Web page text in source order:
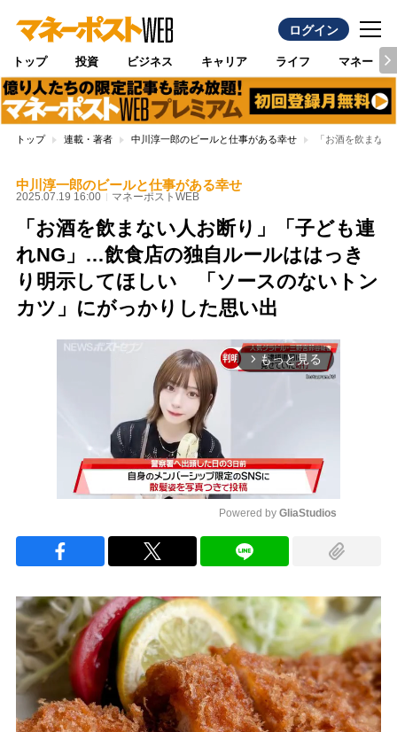
ログイン
トップ 投資 ビジネス キャリア ライフ マネー
トップ 連載・著者 中川淳一郎のビールと仕事がある幸せ 「お酒を飲まな
中川淳一郎のビールと仕事がある幸せ
2025.07.19 16:00 マネーポストWEB
「お酒を飲まない人お断り」「子ども連
れNG」…飲食店の独自ルールははっき
り明示してほしい 「ソースのないトン
カツ」にがっかりした思い出
arrow_forward_ios もっと見る
Powered by GliaStudios